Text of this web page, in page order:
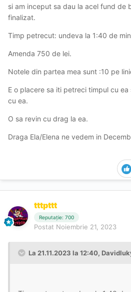
si am inceput sa dau la acel fund de
finalizat.
Timp petrecut: undeva la 1:40 de
Amenda 750 de lei.
Notele din partea mea sunt :10 pe
E o placere sa iti petreci timpul cu ea
cu ea.
O sa revin cu drag la ea.
Draga Ela/Elena ne vedem in
tttpttt
Reputație: 700
Postat Noiembrie 21, 2023
La 21.11.2023 la 12:40,